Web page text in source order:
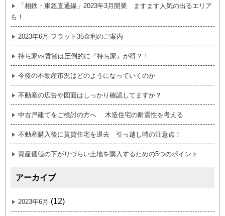
「相鉄・東急直通線」2023年3月開業 ますます人気の出るエリア
も！
2023年6月 フラット35金利のご案内
持ち家vs賃貸は圧倒的に『持ち家』が得？！
今後の不動産市況はどのようになっていくのか
不動産の広告や図面はしっかり確認してますか？
中古戸建てをご検討の方へ 木造住宅の耐震性を考える
不動産購入後に賃貸住宅を退去 引っ越し時の注意点！
資産価値の下がりづらい土地を購入するための5つのポイント
アーカイブ
2023年6月 (12)